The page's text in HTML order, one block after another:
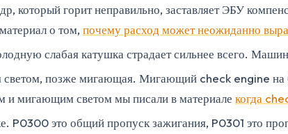
который горит неправильно, заставляет ЭБУ
о том, почему расход может неожиданно
слабая катушка страдает сильнее всего.
позже мигающая. Мигающий check engine на
и мигающим светом мы писали в материале когда
P0300 это общий пропуск зажигания, P0301 это